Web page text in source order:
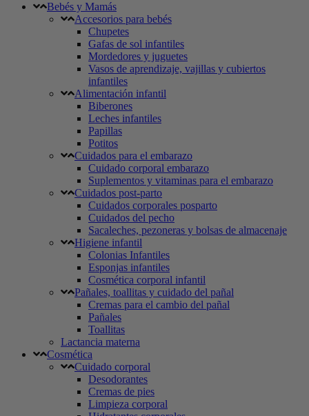
Bebés y Mamás
Accesorios para bebés
Chupetes
Gafas de sol infantiles
Mordedores y juguetes
Vasos de aprendizaje, vajillas y cubiertos
infantiles
Alimentación infantil
Biberones
Leches infantiles
Papillas
Potitos
Cuidados para el embarazo
Cuidado corporal embarazo
Suplementos y vitaminas para el embarazo
Cuidados post-parto
Cuidados corporales posparto
Cuidados del pecho
Sacaleches, pezoneras y bolsas de almacenaje
Higiene infantil
Colonias Infantiles
Esponjas infantiles
Cosmética corporal infantil
Pañales, toallitas y cuidado del pañal
Cremas para el cambio del pañal
Pañales
Toallitas
Lactancia materna
Cosmética
Cuidado corporal
Desodorantes
Cremas de pies
Limpieza corporal